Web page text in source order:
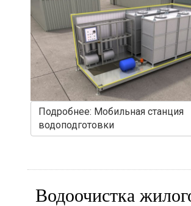
Подробнее: Мобильная станция
водоподготовки
Водоочистка